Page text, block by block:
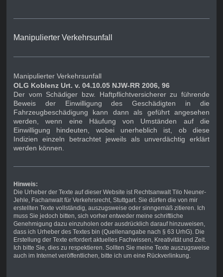
Manipulierter Verkehrsunfall
Manipulierter Verkehrsunfall
OLG Koblenz Urt. v. 04.10.05 NJW-RR 2006, 96
Der vom Schädiger bzw. Haftpflichtversicherer zu führende
Beweis der Einwilligung des Geschädigten in die
Fahrzeugbeschädigung kann dann als geführt angesehen
werden, wenn eine Häufung von Umständen auf die
Einwilligung hindeuten, wobei unerheblich ist, ob diese
Indizien einzeln betrachtet jeweils als unverdächtig erklärt
werden können.
Hinweis:
Die Urheber der Texte auf dieser Website ist Rechtsanwalt Tilo Neuner-
Jehle, Fachanwalt für Verkehrsrecht, Stuttgart. Sie dürfen die von mir
erstellten Texte vollständig, auszugsweise oder sinngemäß zitieren. Ich
muss Sie jedoch bitten, sich vorher entweder meine schriftliche
Genehmigung dazu einzuholen oder ausdrücklich darauf hinzuweisen,
dass ich Urheber des Textes bin (Quellenangabe nach § 63 UrhG). Die
Erstellung der Texte erfordert aktuelles Fachwissen, Kreativität und Zeit.
Ich bitte Sie, dies zu respektieren. Sollten Sie meine Texte auszugsweise
auch im Internet veröffentlichen, bitte ich um eine Rückverlinkung.